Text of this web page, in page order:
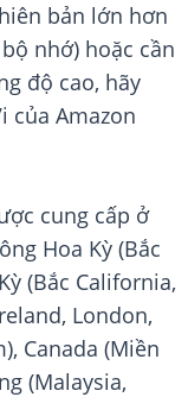
bản lớn hơn
nhớ) hoặc cần
độ cao, hãy
của Amazon
cung cấp ở
Hoa Kỳ (Bắc
(Bắc California,
London,
Canada (Miền
(Malaysia,